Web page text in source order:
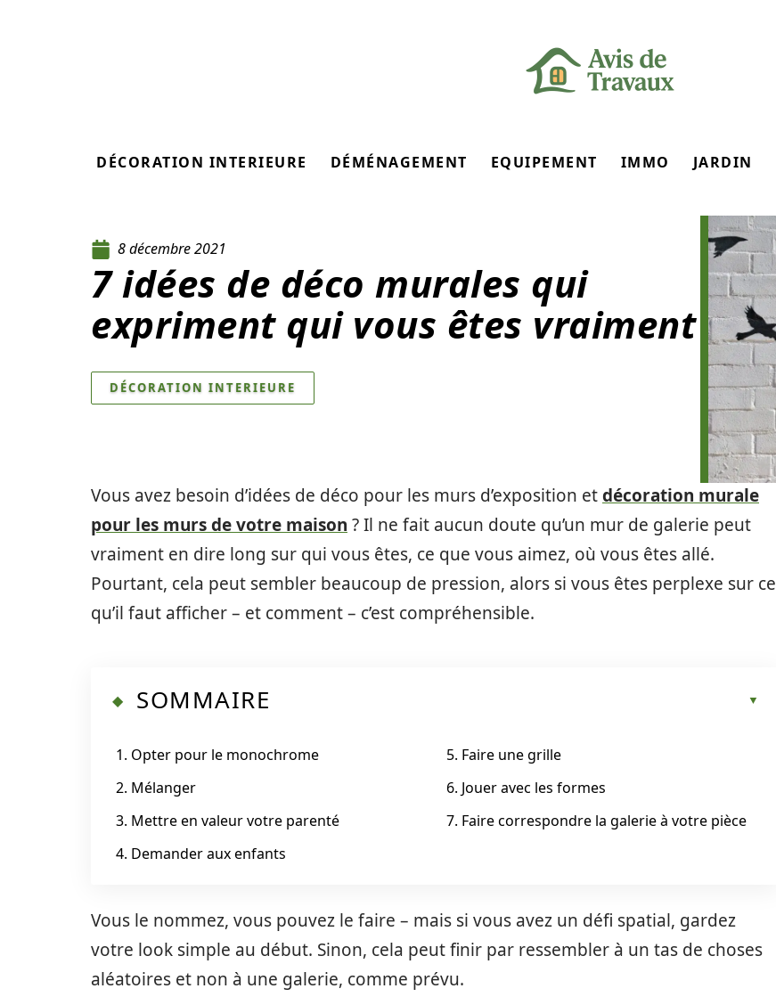
DÉCORATION INTERIEURE DÉMÉNAGEMENT EQUIPEMENT IMMO JARDIN
8 décembre 2021
7 idées de déco murales qui
expriment qui vous êtes vraiment
DÉCORATION INTERIEURE
Vous avez besoin d’idées de déco pour les murs d’exposition etdécoration murale
pour les murs de votre maison ? Il ne fait aucun doute qu’un mur de galerie peut
vraiment en dire long sur qui vous êtes, ce que vous aimez, où vous êtes allé.
Pourtant, cela peut sembler beaucoup de pression, alors si vous êtes perplexe sur ce
qu’il faut afficher – et comment – c’est compréhensible.
SOMMAIRE
1. Opter pour le monochrome
2. Mélanger
3. Mettre en valeur votre parenté
4. Demander aux enfants
5. Faire une grille
6. Jouer avec les formes
7. Faire correspondre la galerie à votre pièce
Vous le nommez, vous pouvez le faire – mais si vous avez un défi spatial, gardez
votre look simple au début. Sinon, cela peut finir par ressembler à un tas de choses
aléatoires et non à une galerie, comme prévu.